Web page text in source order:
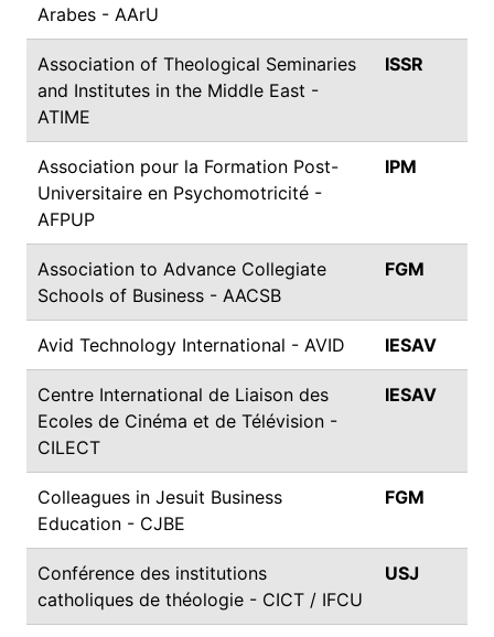
Arabes - AArU
Association of Theological Seminaries
and Institutes in the Middle East -
ATIME
ISSR
Association pour la Formation Post-
Universitaire en Psychomotricité -
AFPUP
IPM
Association to Advance Collegiate
Schools of Business - AACSB
FGM
Avid Technology International - AVID IESAV
Centre International de Liaison des
Ecoles de Cinéma et de Télévision -
CILECT
IESAV
Colleagues in Jesuit Business
Education - CJBE
FGM
Conférence des institutions
catholiques de théologie - CICT / IFCU
USJ